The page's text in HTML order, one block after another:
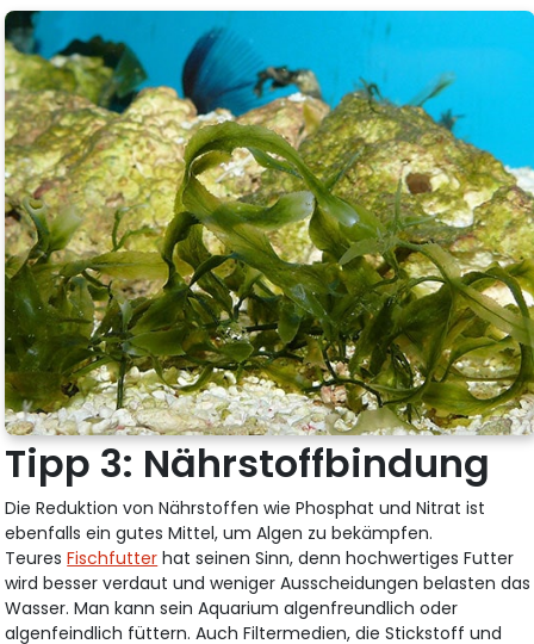
Tipp 3: Nährstoffbindung
Die Reduktion von Nährstoffen wie Phosphat und Nitrat ist
ebenfalls ein gutes Mittel, um Algen zu bekämpfen.
TeuresFischfutter hat seinen Sinn, denn hochwertiges Futter
wird besser verdaut und weniger Ausscheidungen belasten das
Wasser. Man kann sein Aquarium algenfreundlich oder
algenfeindlich füttern. Auch Filtermedien, die Stickstoff und